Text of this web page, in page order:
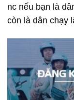
nc nếu bạn là
còn là dân chạy